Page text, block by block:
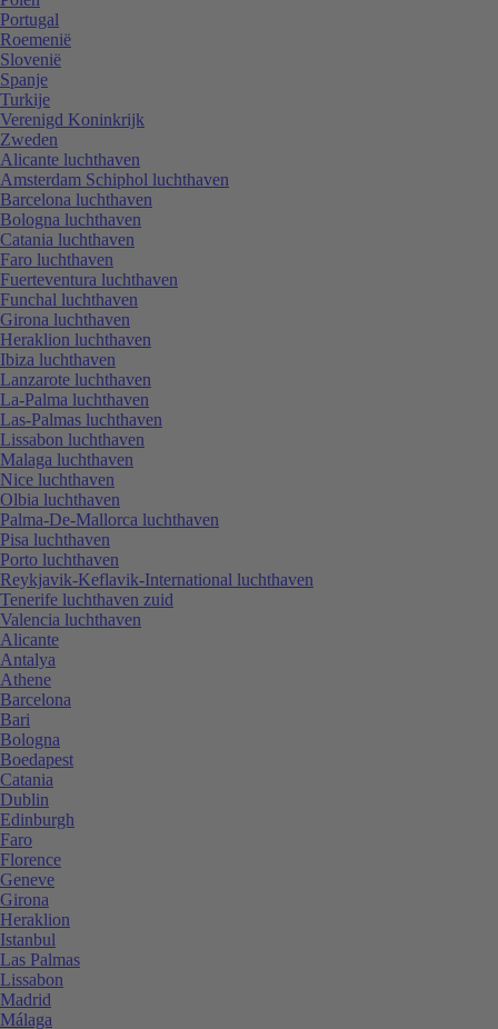
Portugal
Roemenië
Slovenië
Spanje
Turkije
Verenigd Koninkrijk
Zweden
Alicante luchthaven
Amsterdam Schiphol luchthaven
Barcelona luchthaven
Bologna luchthaven
Catania luchthaven
Faro luchthaven
Fuerteventura luchthaven
Funchal luchthaven
Girona luchthaven
Heraklion luchthaven
Ibiza luchthaven
Lanzarote luchthaven
La-Palma luchthaven
Las-Palmas luchthaven
Lissabon luchthaven
Malaga luchthaven
Nice luchthaven
Olbia luchthaven
Palma-De-Mallorca luchthaven
Pisa luchthaven
Porto luchthaven
Reykjavik-Keflavik-International luchthaven
Tenerife luchthaven zuid
Valencia luchthaven
Alicante
Antalya
Athene
Barcelona
Bari
Bologna
Boedapest
Catania
Dublin
Edinburgh
Faro
Florence
Geneve
Girona
Heraklion
Istanbul
Las Palmas
Lissabon
Madrid
Málaga